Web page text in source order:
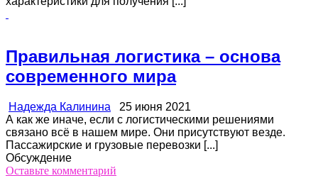
Правильная логистика – основа
современного мира
Надежда Калинина 25 июня 2021
А как же иначе, если с логистическими решениями
связано всё в нашем мире. Они присутствуют везде.
Пассажирские и грузовые перевозки [...]
Обсуждение
Оставьте комментарий